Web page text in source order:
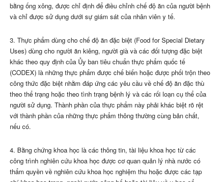
bằng ống xông, được chỉ định để điều chỉnh chế độ ăn của người bệnh
và chỉ được sử dụng dưới sự giám sát của nhân viên y tế.
3. Thực phẩm dùng cho chế độ ăn đặc biệt (Food for Special Dietary
Uses) dùng cho người ăn kiêng, người già và các đối tượng đặc biệt
khác theo quy định của Ủy ban tiêu chuẩn thực phẩm quốc tế
(CODEX) là những thực phẩm được chế biến hoặc được phối trộn theo
công thức đặc biệt nhằm đáp ứng các yêu cầu về chế độ ăn đặc thù
theo thể trạng hoặc theo tình trạng bệnh lý và các rối loạn cụ thể của
người sử dụng. Thành phần của thực phẩm này phải khác biệt rõ rệt
với thành phần của những thực phẩm thông thường cùng bản chất,
nếu có.
4. Bằng chứng khoa học là các thông tin, tài liệu khoa học từ các
công trình nghiên cứu khoa học được cơ quan quản lý nhà nước có
thẩm quyền về nghiên cứu khoa học nghiệm thu hoặc được các tạp